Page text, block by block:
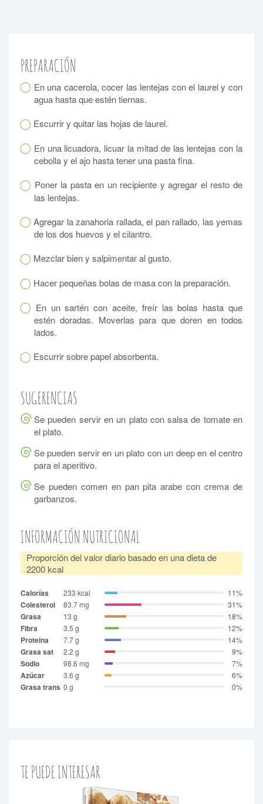
PREPARACIÓN
En una cacerola, cocer las lentejas con el laurel y con
agua hasta que estén tiernas.
Escurrir y quitar las hojas de laurel.
En una licuadora, licuar la mitad de las lentejas con la
cebolla y el ajo hasta tener una pasta fina.
Poner la pasta en un recipiente y agregar el resto de
las lentejas.
Agregar la zanahoria rallada, el pan rallado, las yemas
de los dos huevos y el cilantro.
Mezclar bien y salpimentar al gusto.
Hacer pequeñas bolas de masa con la preparación.
En un sartén con aceite, freír las bolas hasta que
estén doradas. Moverlas para que doren en todos
lados.
Escurrir sobre papel absorbenta.
SUGERENCIAS
Se pueden servir en un plato con salsa de tomate en
el plato.
Se pueden servir en un plato con un deep en el centro
para el aperitivo.
Se pueden comen en pan pita arabe con crema de
garbanzos.
INFORMACIÓN NUTRICIONAL
Proporción del valor diario basado en una dieta de
2200 kcal
Calorías 233 kcal 11%
Colesterol 83.7 mg 31%
Grasa 13 g 18%
Fibra 3.5 g 12%
Proteina 7.7 g 14%
Grasa sat 2.2 g 9%
Sodio 98.6 mg 7%
Azúcar 3.6 g 6%
Grasa trans 0 g 0%
TE PUEDE INTERESAR